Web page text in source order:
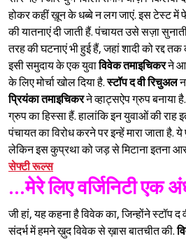
होकर कहीं ख़ून के धब्बे न लग जाएं. इस टेस्ट में
की यातनाएं दी जाती हैं. पंचायत उसे सज़ा
तरह की घटनाएं भी हुई हैं, जहां शादी को रद्द
इसी समुदाय के एक युवाविवेक तमाइचिकरने
के लिए मोर्चा खोल दिया है.स्टॉप द वी रिचुअल
प्रियंका तमाइचिकरने व्हाट्सऐप ग्रुप बनाया
ग्रुप का हिस्सा हैं. हालांकि इन युवाओं की राह
पंचायत का विरोध करने पर इन्हें मारा जाता है.
लेकिन इस कुप्रथा को जड़ से मिटाना इतना
सेफ्टी रूल्स
...मेरे लिए वर्जिनिटी एक
जी हां, यह कहना है विवेक का, जिन्होंने स्टॉप
संदर्भ में हमने ख़ुद विवेक से ख़ास बातचीत की.